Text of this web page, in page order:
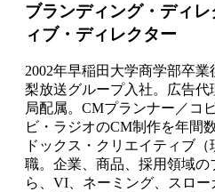
ブランディング・ディ
ィブ・ディレクター
2002年早稲田大学商学部卒
梨放送グループ入社。広告
局配属。CMプランナー／コ
ビ・ラジオのCM制作を年間
ドックス・クリエイティブ
職。企業、商品、採用領域
ら、VI、ネーミング、スロ